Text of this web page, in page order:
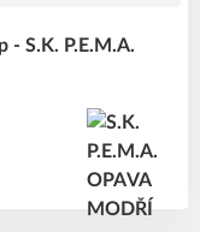
- S.K. P.E.M.A.